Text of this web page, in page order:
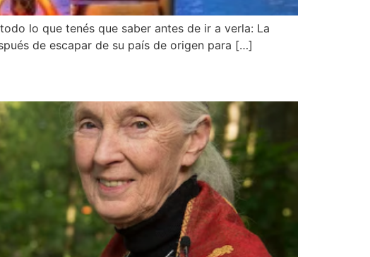
lo que tenés que saber antes de ir a verla: La
de escapar de su país de origen para […]